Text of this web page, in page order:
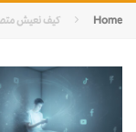
Home كيف نعيش